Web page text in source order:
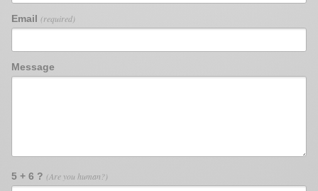
Email (required)
Message
5 + 6 ? (Are you human?)